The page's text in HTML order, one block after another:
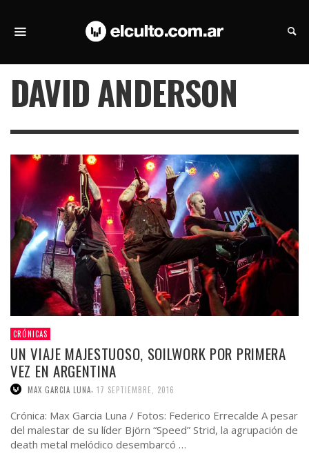
DAVID ANDERSON
CRÓNICAS
UN VIAJE MAJESTUOSO, SOILWORK POR PRIMERA
VEZ EN ARGENTINA
MAX GARCIA LUNA 17 SEPTIEMBRE, 2016
Crónica: Max Garcia Luna / Fotos: Federico Errecalde A pesar
del malestar de su líder Björn “Speed” Strid, la agrupación de
death metal melódico desembarcó …